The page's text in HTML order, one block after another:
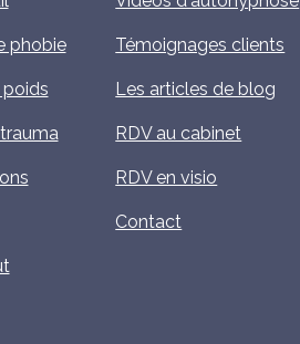
phobie
poids
Témoignages clients
Les articles de blog
RDV au cabinet
RDV en visio
Contact